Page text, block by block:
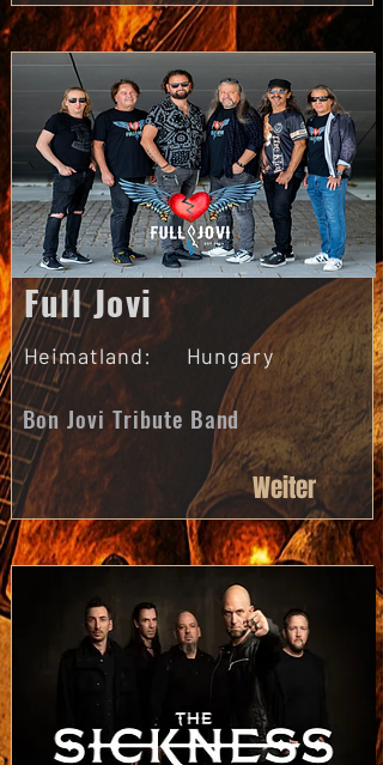
Full Jovi
Heimatland: Hungary
Bon Jovi Tribute Band
Weiter